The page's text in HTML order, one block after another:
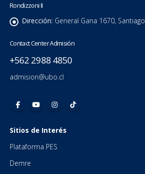
Rondizzoni II
Dirección: General Gana 1670, Santiago
Contact Center Admisión
+562 2988 4850
admision@ubo.cl
Sitios de Interés
Plataforma PES
Demre